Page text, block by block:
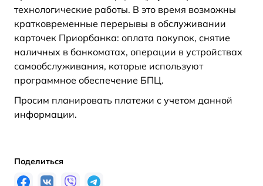
технологические работы. В это время возможны
кратковременные перерывы в обслуживании
карточек Приорбанка: оплата покупок, снятие
наличных в банкоматах, операции в устройствах
самообслуживания, которые используют
программное обеспечение БПЦ.
Просим планировать платежи с учетом данной
информации.
Поделиться